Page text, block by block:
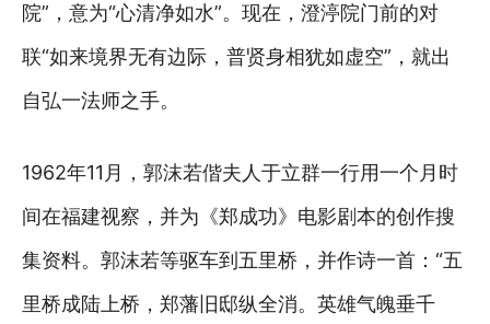
院”，意为“心清净如水”。现在，澄渟院门前的对
联“如来境界无有边际，普贤身相犹如虚空”，就出
自弘一法师之手。
1962年11月，郭沫若偕夫人于立群一行用一个月时
间在福建视察，并为《郑成功》电影剧本的创作搜
集资料。郭沫若等驱车到五里桥，并作诗一首：“五
里桥成陆上桥，郑藩旧邸纵全消。英雄气魄垂千